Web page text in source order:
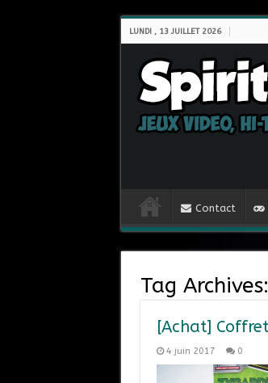
LUNDI , 13 JUILLET 2026
Contact
Tag Archives:
[Achat]
4 juin 2017 0